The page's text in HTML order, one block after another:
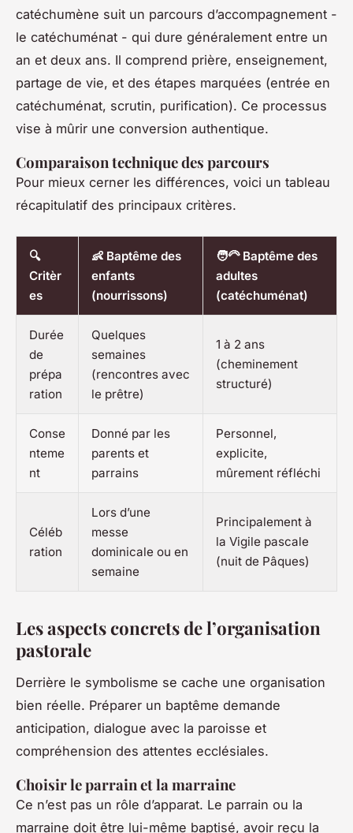
catéchumène suit un parcours d’accompagnement -
le catéchuménat - qui dure généralement entre un
an et deux ans. Il comprend prière, enseignement,
partage de vie, et des étapes marquées (entrée en
catéchuménat, scrutin, purification). Ce processus
vise à mûrir une conversion authentique.
Comparaison technique des parcours
Pour mieux cerner les différences, voici un tableau
récapitulatif des principaux critères.
🔍
Critèr
es
👶 Baptême des
enfants
(nourrissons)
🧑‍🦳 Baptême des
adultes
(catéchuménat)
Durée
de
prépa
ration
Quelques
semaines
(rencontres avec
le prêtre)
1 à 2 ans
(cheminement
structuré)
Conse
nteme
nt
Donné par les
parents et
parrains
Personnel,
explicite,
mûrement réfléchi
Céléb
ration
Lors d’une
messe
dominicale ou en
semaine
Principalement à
la Vigile pascale
(nuit de Pâques)
Les aspects concrets de l’organisation
pastorale
Derrière le symbolisme se cache une organisation
bien réelle. Préparer un baptême demande
anticipation, dialogue avec la paroisse et
compréhension des attentes ecclésiales.
Choisir le parrain et la marraine
Ce n’est pas un rôle d’apparat. Le parrain ou la
marraine doit être lui-même baptisé, avoir reçu la